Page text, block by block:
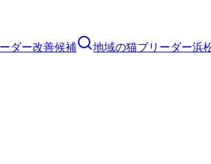
ダー改善候補 地域の猫ブリーダー浜